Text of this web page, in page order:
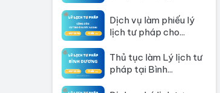
lịch tư pháp cho...
pháp tại Bình...